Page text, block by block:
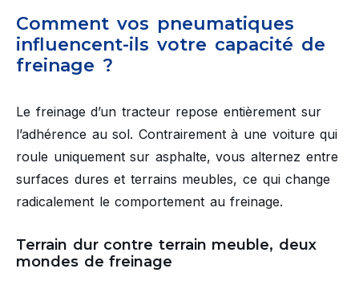
Comment vos pneumatiques
influencent-ils votre capacité de
freinage ?
Le freinage d’un tracteur repose entièrement sur
l’adhérence au sol. Contrairement à une voiture qui
roule uniquement sur asphalte, vous alternez entre
surfaces dures et terrains meubles, ce qui change
radicalement le comportement au freinage.
Terrain dur contre terrain meuble, deux
mondes de freinage